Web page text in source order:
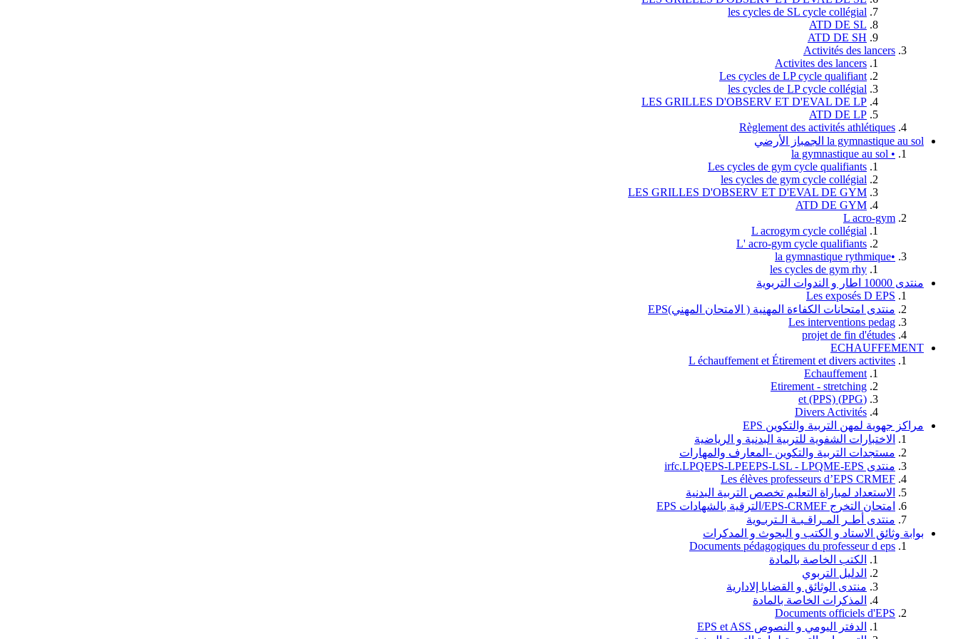
les cycles de SL cycle collégial
ATD DE SL
ATD DE SH
Activités des lancers
Activites des lancers
Les cycles de LP cycle qualifiant
les cycles de LP cycle collégial
LES GRILLES D'OBSERV ET D'EVAL DE LP
ATD DE LP
Règlement des activités athlétiques
la gymnastique au sol الجمباز الأرضي
• la gymnastique au sol
Les cycles de gym cycle qualifiants
les cycles de gym cycle collégial
LES GRILLES D'OBSERV ET D'EVAL DE GYM
ATD DE GYM
L acro-gym
L acrogym cycle collégial
L' acro-gym cycle qualifiants
•la gymnastique rythmique
les cycles de gym rhy
منتدى 10000 اطار و الندوات التربوية
Les exposés D EPS
منتدى امتحانات الكفاءة المهنية ( الامتحان المهني)EPS
Les interventions pedag
projet de fin d'études
ECHAUFFEMENT
L échauffement et Étirement et divers activites
Echauffement
Etirement - stretching
(PPG) et (PPS)
Divers Activités
مراكز جهوية لمهن التربية والتكوين EPS
الاختبارات الشفوية للتربية البدنية و الرياضية
مستجدات التربية والتكوين -المعارف والمهارات
منتدى irfc.LPQEPS-LPEEPS-LSL - LPQME-EPS
Les élèves professeurs d’EPS CRMEF
الاستعداد لمباراة التعليم تخصص التربية البدنية
امتحان التخرج EPS-CRMEF/الترقية بالشهادات EPS
منتدى أطـر المـراقـبـة الـتربـوية
بوابة وثائق الاستاد و الكتب و البحوث و المدكرات
Documents pédagogiques du professeur d eps
الكتب الخاصة بالمادة
الدليل التربوي
منتدى الوثائق و القضايا إلادارية
المذكرات الخاصة بالمادة
Documents officiels d'EPS
الدفتر اليومي و النصوص EPS et ASS